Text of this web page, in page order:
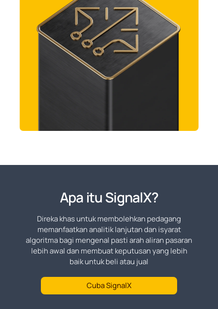
Apa itu SignalX?
Direka khas untuk membolehkan pedagang
memanfaatkan analitik lanjutan dan isyarat
algoritma bagi mengenal pasti arah aliran pasaran
lebih awal dan membuat keputusan yang lebih
baik untuk beli atau jual
Cuba SignalX